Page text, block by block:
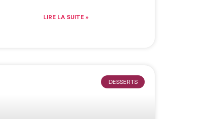
LIRE LA SUITE »
DESSERTS